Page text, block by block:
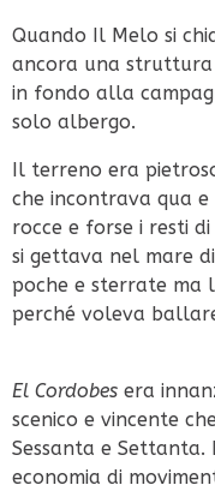
Quando Il Melo si
ancora una
in fondo alla
solo albergo.
Il terreno era
che incontrava qua
rocce e forse i resti
si gettava nel mare
poche e sterrate ma
perché voleva
El Cordobes era
scenico e vincente
Sessanta e
economia di